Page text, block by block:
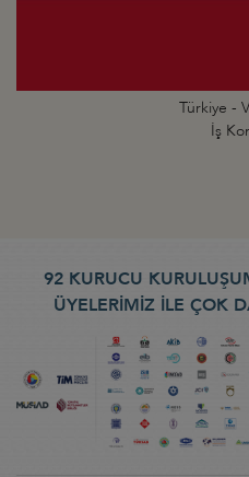
Türkiye -
İş
92 KURUCU
ÜYELERİMİZ İLE ÇOK